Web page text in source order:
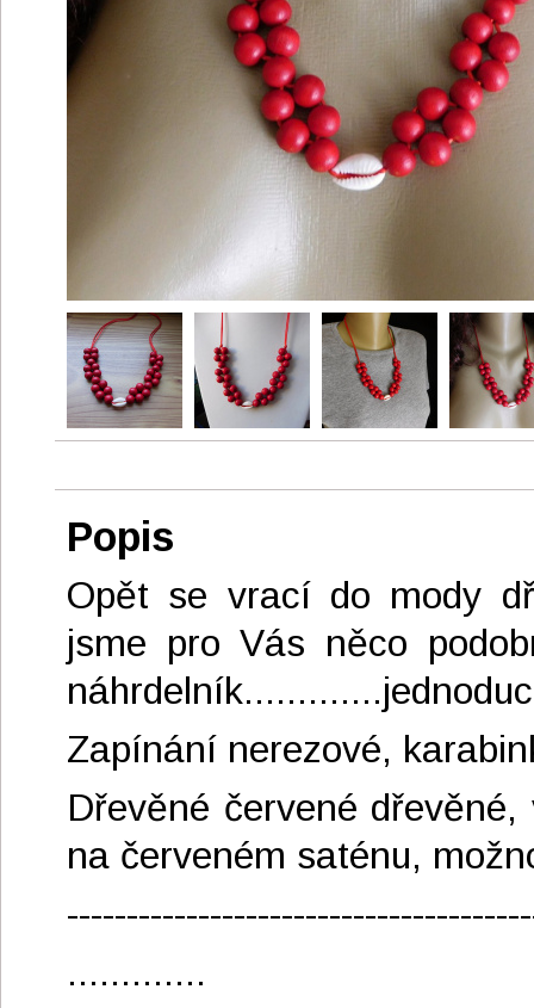
Popis
Opět se vrací do mody
jsme pro Vás něco
Zapínání nerezové,
Dřevěné červené
na červeném saténu,
.............